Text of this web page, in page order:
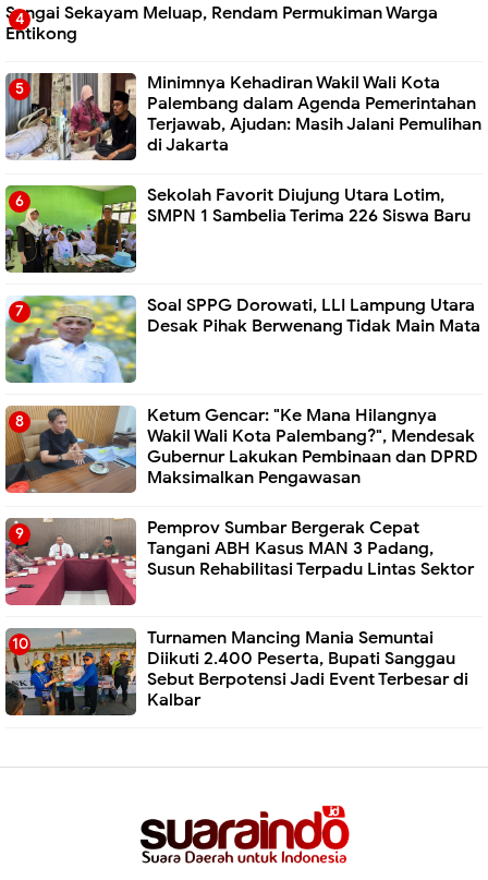
Sungai Sekayam Meluap, Rendam Permukiman Warga
Entikong
Minimnya Kehadiran Wakil Wali Kota
Palembang dalam Agenda Pemerintahan
Terjawab, Ajudan: Masih Jalani Pemulihan
di Jakarta
Sekolah Favorit Diujung Utara Lotim,
SMPN 1 Sambelia Terima 226 Siswa Baru ‎
Soal SPPG Dorowati, LLI Lampung Utara
Desak Pihak Berwenang Tidak Main Mata
Ketum Gencar: "Ke Mana Hilangnya
Wakil Wali Kota Palembang?", Mendesak
Gubernur Lakukan Pembinaan dan DPRD
Maksimalkan Pengawasan
Pemprov Sumbar Bergerak Cepat
Tangani ABH Kasus MAN 3 Padang,
Susun Rehabilitasi Terpadu Lintas Sektor
Turnamen Mancing Mania Semuntai
Diikuti 2.400 Peserta, Bupati Sanggau
Sebut Berpotensi Jadi Event Terbesar di
Kalbar